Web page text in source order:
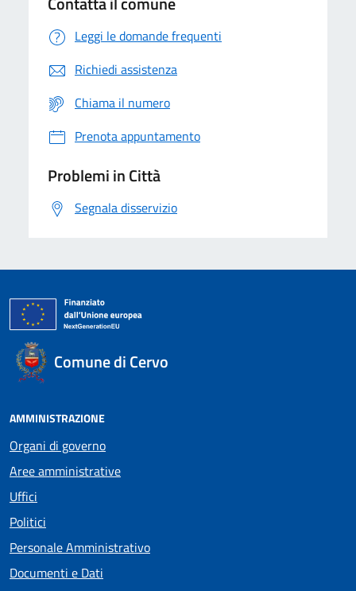
Leggi le domande frequenti
Richiedi assistenza
Chiama il numero
Prenota appuntamento
Problemi in Città
Segnala disservizio
Comune di Cervo
AMMINISTRAZIONE
Organi di governo
Aree amministrative
Uffici
Politici
Personale Amministrativo
Documenti e Dati